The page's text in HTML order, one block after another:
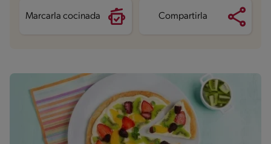
Marcarla cocinada Compartirla